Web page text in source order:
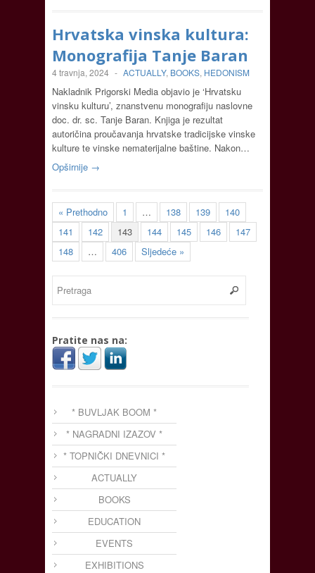
Hrvatska vinska kultura:
Monografija Tanje Baran
4 travnja, 2024 - ACTUALLY, BOOKS, HEDONISM
Nakladnik Prigorski Media objavio je ‘Hrvatsku
vinsku kulturu’, znanstvenu monografiju naslovne
doc. dr. sc. Tanje Baran. Knjiga je rezultat
autoričina proučavanja hrvatske tradicijske vinske
kulture te vinske nematerijalne baštine. Nakon…
Opširnije →
« Prethodno 1 … 138 139
140
141
142 143 144 145 146
147
148
… 406 Sljedeće »
Pratite nas na:
* BUVLJAK BOOM *
* NAGRADNI IZAZOV *
* TOPNIČKI DNEVNICI *
ACTUALLY
BOOKS
EDUCATION
EVENTS
EXHIBITIONS